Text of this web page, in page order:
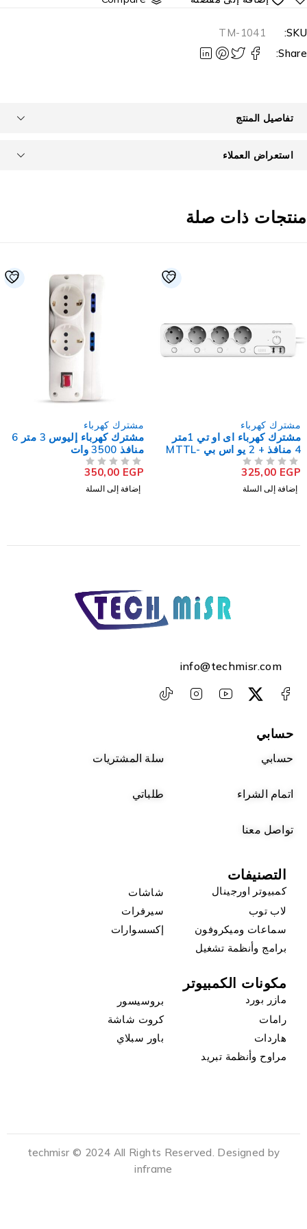
TM-1041
تفاصيل المنتج
استعراض العملاء
ذات صلة
مشترك كهرباء
منافذ 3500 وات
350,00EGP
إضافة إلى السلة
مشترك كهرباء
مشترك كهرباء أيلوك 2 متر 9
منافذ PS-08-3
225,00EGP
إضافة إلى السلة
info@techmisr.com
حسابي
حسابي سلة المشتريات
اتمام الشراء طلباتي
تواصل معنا
التصنيفات
كمبيوتر اورجينال
شاشات
لاب توب
سيرفرات
سماعات وميكروفون
إكسسوارات
برامج وأنظمة تشغيل
مكونات الكمبيوتر
مازر بورد
بروسيسور
رامات
كروت شاشة
هاردات
باور سبلاي
مراوح وأنظمة تبريد
techmisr © 2024 All Rights Reserved. Designed by
inframe